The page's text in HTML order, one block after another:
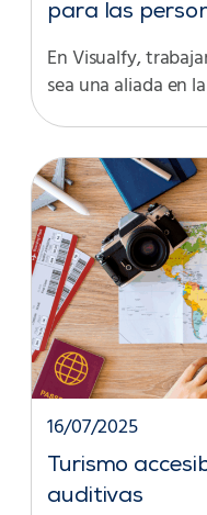
para las
En Visualfy,
sea una aliada en
Turismo
auditivas
16/07/2025